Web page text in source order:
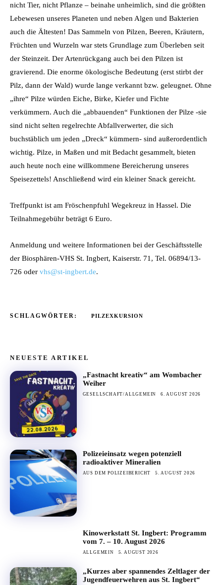
nicht Tier, nicht Pflanze – beinahe unheimlich, sind die größten
Lebewesen unseres Planeten und neben Algen und Bakterien
auch die Ältesten! Das Sammeln von Pilzen, Beeren, Kräutern,
Früchten und Wurzeln war stets Grundlage zum Überleben seit
der Steinzeit. Der Artenrückgang auch bei den Pilzen ist
gravierend. Die enorme ökologische Bedeutung (erst stirbt der
Pilz, dann der Wald) wurde lange verkannt bzw. geleugnet. Ohne
„ihre“ Pilze würden Eiche, Birke, Kiefer und Fichte
verkümmern. Auch die „abbauenden“ Funktionen der Pilze -sie
sind nicht selten regelrechte Abfallverwerter, die sich
buchstäblich um jeden „Dreck“ kümmern- sind außerordentlich
wichtig. Pilze, in Maßen und mit Bedacht gesammelt, bieten
auch heute noch eine willkommene Bereicherung unseres
Speisezettels! Anschließend wird ein kleiner Snack gereicht.
Treffpunkt ist am Fröschenpfuhl Wegekreuz in Hassel. Die
Teilnahmegebühr beträgt 6 Euro.
Anmeldung und weitere Informationen bei der Geschäftsstelle
der Biosphären-VHS St. Ingbert, Kaiserstr. 71, Tel. 06894/13-
726 oder vhs@st-ingbert.de.
SCHLAGWÖRTER: PILZEXKURSION
NEUESTE ARTIKEL
„Fastnacht kreativ“ am Wombacher
Weiher
GESELLSCHAFT/ALLGEMEIN 6. AUGUST 2026
Polizeieinsatz wegen potenziell
radioaktiver Mineralien
AUS DEM POLIZEIBERICHT 5. AUGUST 2026
Kinowerkstatt St. Ingbert: Programm
vom 7. – 10. August 2026
ALLGEMEIN 5. AUGUST 2026
„Kurzes aber spannendes Zeltlager der
Jugendfeuerwehren aus St. Ingbert“